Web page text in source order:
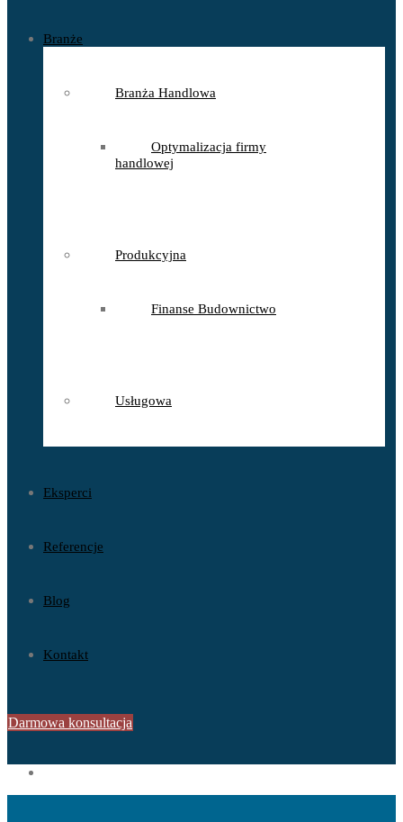
Branże
Branża Handlowa
Optymalizacja firmy
handlowej
Produkcyjna
Finanse Budownictwo
Usługowa
Eksperci
Referencje
Blog
Kontakt
Darmowa konsultacja